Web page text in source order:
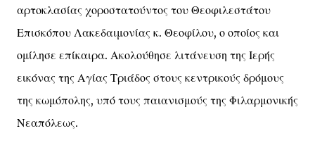
αρτοκλασίας χοροστατούντος του Θεοφιλεστάτου
Επισκόπου Λακεδαιμονίας κ. Θεοφίλου, ο οποίος και
ομίλησε επίκαιρα. Ακολούθησε λιτάνευση της Ιερής
εικόνας της Αγίας Τριάδος στους κεντρικούς δρόμους
της κωμόπολης, υπό τους παιανισμούς της Φιλαρμονικής
Νεαπόλεως.